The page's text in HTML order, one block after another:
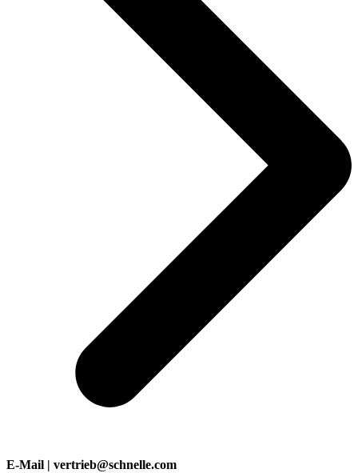
E-Mail | vertrieb@schnelle.com